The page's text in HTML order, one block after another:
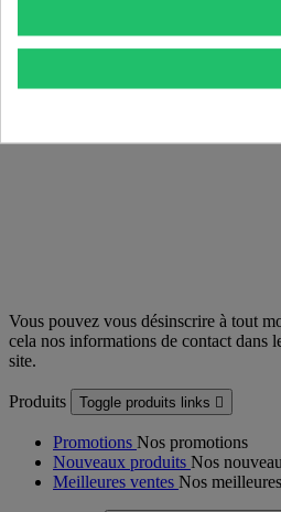
Vous pouvez vous désinscrire à tout
cela nos informations de contact dans
site.
Produits Toggle produits links 
Promotions Nos promotions
Nouveaux produits Nos
Meilleures ventes Nos